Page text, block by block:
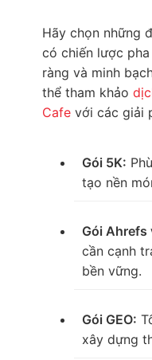
Hãy chọn những
có chiến lược
ràng và minh
thể tham khảo
Cafe với các giải
Gói 5K:
tạo nền
Gói Ahrefs
cần cạnh
bền vững.
Gói GEO:
xây dựng